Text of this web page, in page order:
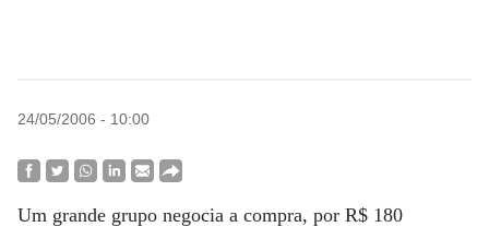
24/05/2006 - 10:00
Um grande grupo negocia a compra, por R$ 180